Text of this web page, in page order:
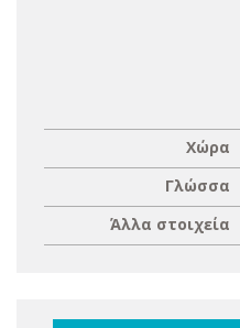
Χώρα
Γλώσσα
Άλλα στοιχεία